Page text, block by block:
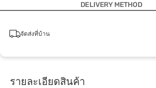
DELIVERY METHOD
จัดส่งที่บ้าน
รายละเอียดสินค้า